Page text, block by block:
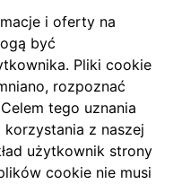
i oferty na
być
Pliki cookie
rozpoznać
tego uznania
z naszej
użytkownik strony
cookie nie musi